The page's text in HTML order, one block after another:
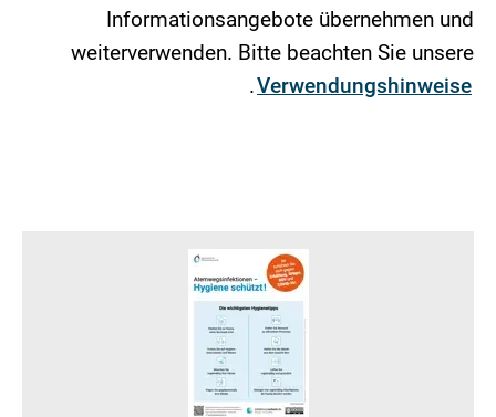
Informationsangebote übernehmen und
weiterverwenden. Bitte beachten Sie unsere
Verwendungshinweise
.